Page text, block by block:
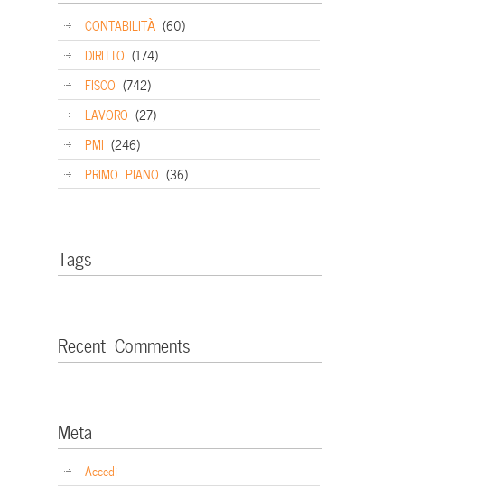
CONTABILITÀ (60)
DIRITTO (174)
FISCO (742)
LAVORO (27)
PMI (246)
PRIMO PIANO (36)
Tags
Recent Comments
Meta
Accedi